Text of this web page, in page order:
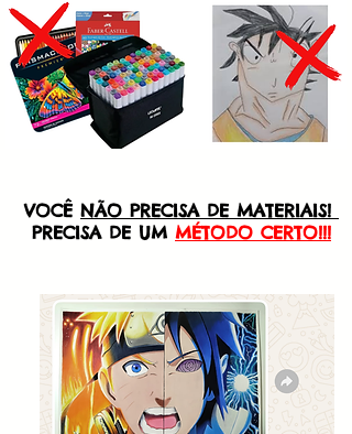
VOCÊ NÃO PRECISA DE MATERIAIS!
PRECISA DE UM MÉTODO CERTO!!!